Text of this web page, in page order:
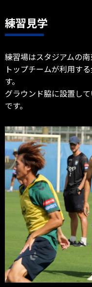
練習見学
練習場はスタジアムの南
トップチームが利用す
す。
グラウンド脇に設置し
です。